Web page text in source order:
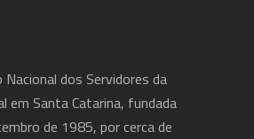
Nacional dos Servidores da
em Santa Catarina, fundada
de 1985, por cerca de